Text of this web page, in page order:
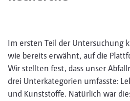
Im ersten Teil der Untersuchung
wie bereits erwähnt, auf die
Wir stellten fest, dass unser
drei Unterkategorien umfasste:
und Kunststoffe. Natürlich war